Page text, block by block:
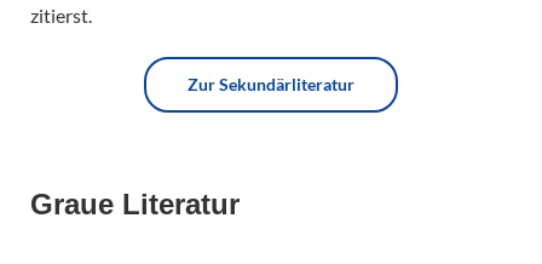
zitierst.
Zur Sekundärliteratur
Graue Literatur